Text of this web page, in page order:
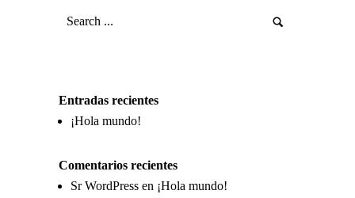
Entradas recientes
¡Hola mundo!
Comentarios recientes
Sr WordPress en ¡Hola mundo!